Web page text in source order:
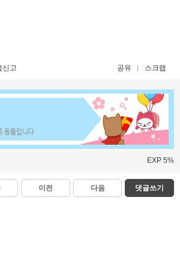
신고 공유 스크랩
동물입니다
EXP 5%
이전 다음 댓글쓰기